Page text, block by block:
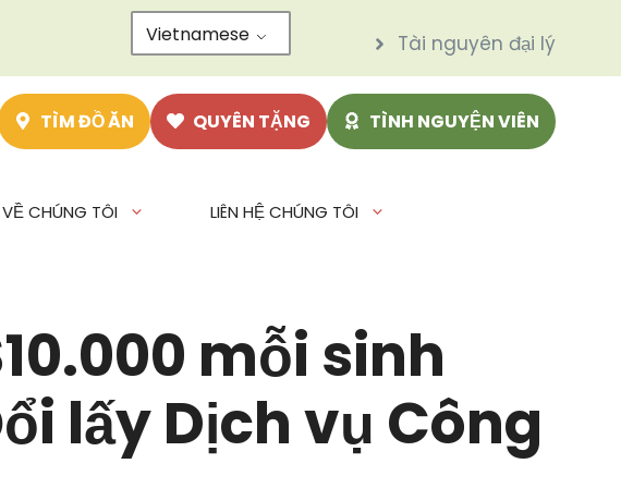
Tài nguyên đại lý
Vietnamese
TÌM ĐỒ ĂN QUYÊN TẶNG TÌNH NGUYỆN VIÊN
VỀ CHÚNG TÔI LIÊN HỆ CHÚNG TÔI
mỗi sinh
lấy Dịch vụ Công